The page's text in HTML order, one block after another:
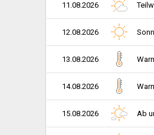
11.08.2026
12.08.2026
13.08.2026
14.08.2026
15.08.2026 Ab